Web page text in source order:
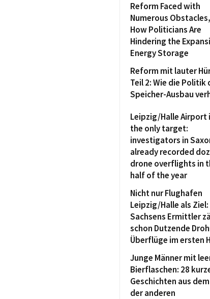
Reform Faced with
Numerous
How Politicians Are
Hindering the
Energy Storage
Reform mit lauter
Teil 2: Wie die Politik
Speicher-Ausbau
Leipzig/Halle Airport
the only target:
investigators in
already recorded
drone overflights in
half of the year
Nicht nur Flughafen
Leipzig/Halle als Ziel:
Sachsens Ermittler
schon Dutzende
Überflüge im ersten
Junge Männer mit
Bierflaschen: 28
Geschichten aus
der anderen